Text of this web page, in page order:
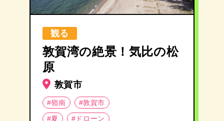
観る
敦賀湾の絶景！気比の松
原
敦賀市
#嶺南
#敦賀市
#夏
#ドローン